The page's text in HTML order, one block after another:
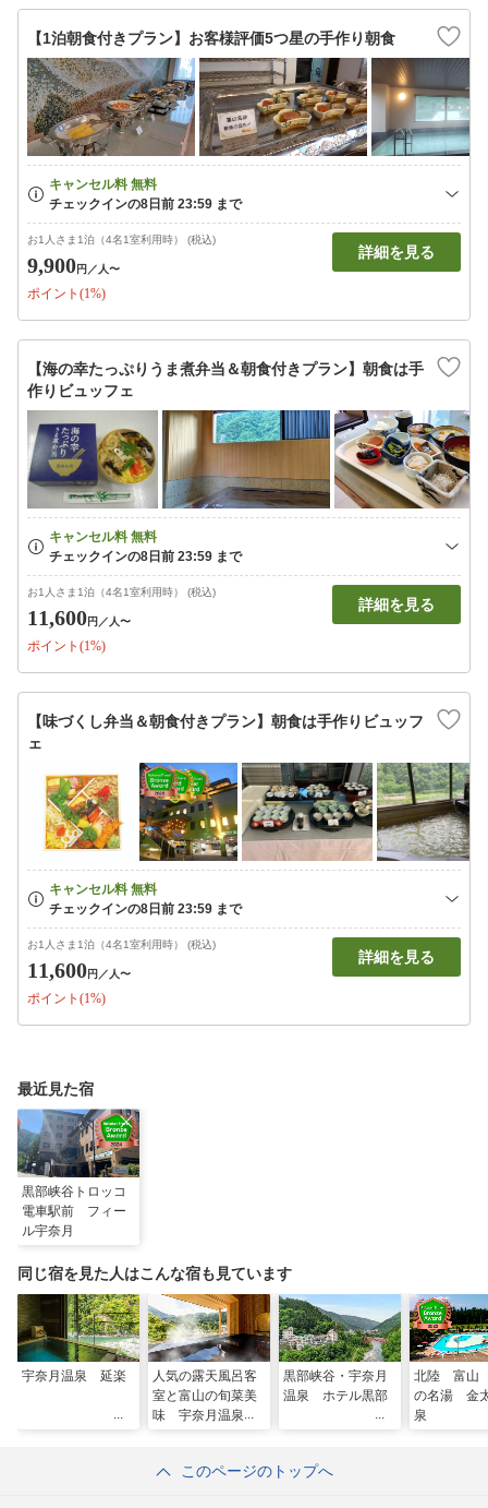
【1泊朝食付きプラン】お客様評価5つ星の手作り朝食
お1人さま1泊（4名1室利用時） (税込)
9,900円 ／人〜
ポイント(1%)
詳細を見る
【海の幸たっぷりうま煮弁当＆朝食付きプラン】朝食は手
作りビュッフェ
お1人さま1泊（4名1室利用時） (税込)
11,600円 ／人〜
ポイント(1%)
詳細を見る
【味づくし弁当＆朝食付きプラン】朝食は手作りビュッフ
ェ
お1人さま1泊（4名1室利用時） (税込)
11,600円 ／人〜
ポイント(1%)
詳細を見る
最近見た宿
黒部峡谷トロッコ
電車駅前 フィー
ル宇奈月
同じ宿を見た人はこんな宿も見ています
宇奈月温泉 延楽
人気の露天風呂客
室と富山の旬菜美
味 宇奈月温泉サ
黒部峡谷・宇奈月
温泉 ホテル黒部
北陸 富山
の名湯 金
泉
このページのトップへ